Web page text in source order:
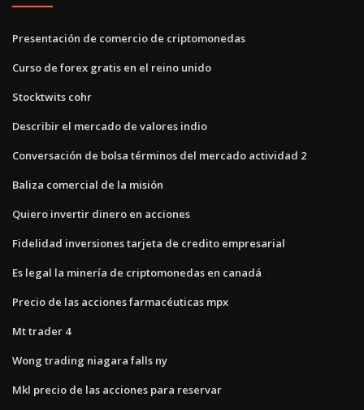
Presentación de comercio de criptomonedas
Curso de forex gratis en el reino unido
Stocktwits cohr
Describir el mercado de valores indio
Conversación de bolsa términos del mercado actividad 2
Baliza comercial de la misión
Quiero invertir dinero en acciones
Fidelidad inversiones tarjeta de credito empresarial
Es legal la minería de criptomonedas en canadá
Precio de las acciones farmacéuticas mpx
Mt trader 4
Wong trading niagara falls ny
Mkl precio de las acciones para reservar